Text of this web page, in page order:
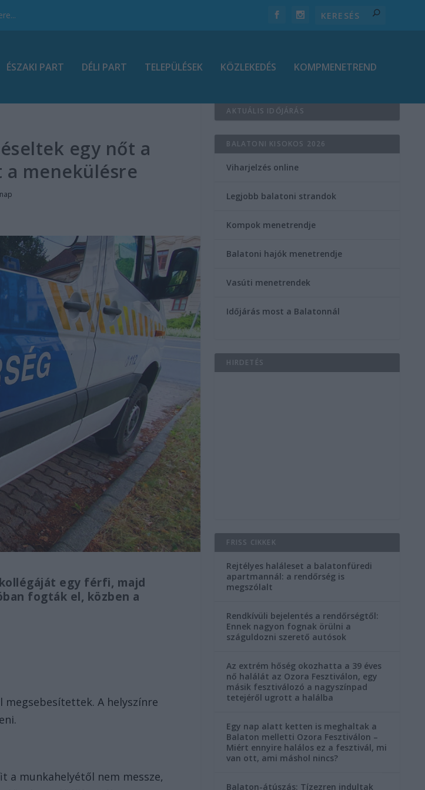
ÉSZAKI PART DÉLI PART TELEPÜLÉSEK KÖZLEKEDÉS KOMPMENETREND
egy nőt a
a menekülésre
egy férfi, majd
fogták el, közben a
megsebesítettek. A helyszínre
a munkahelyétől nem messze,
AKTUÁLIS IDŐJÁRÁS
BALATONI KISOKOS 2026
Viharjelzés online
Legjobb balatoni strandok
Kompok menetrendje
Balatoni hajók menetrendje
Vasúti menetrendek
Időjárás most a Balatonnál
HIRDETÉS
FRISS CIKKEK
Rejtélyes haláleset a balatonfüredi
apartmannál: a rendőrség is
megszólalt
Rendkívüli bejelentés a rendőrségtől:
Ennek nagyon fognak örülni a
száguldozni szerető autósok
Az extrém hőség okozhatta a 39 éves
nő halálát az Ozora Fesztiválon, egy
másik fesztiválozó a nagyszínpad
tetejéről ugrott a halálba
Egy nap alatt ketten is meghaltak a
Balaton melletti Ozora Fesztiválon –
Miért ennyire halálos ez a fesztivál, mi
van ott, ami máshol nincs?
Balaton-átúszás: Tízezren indultak